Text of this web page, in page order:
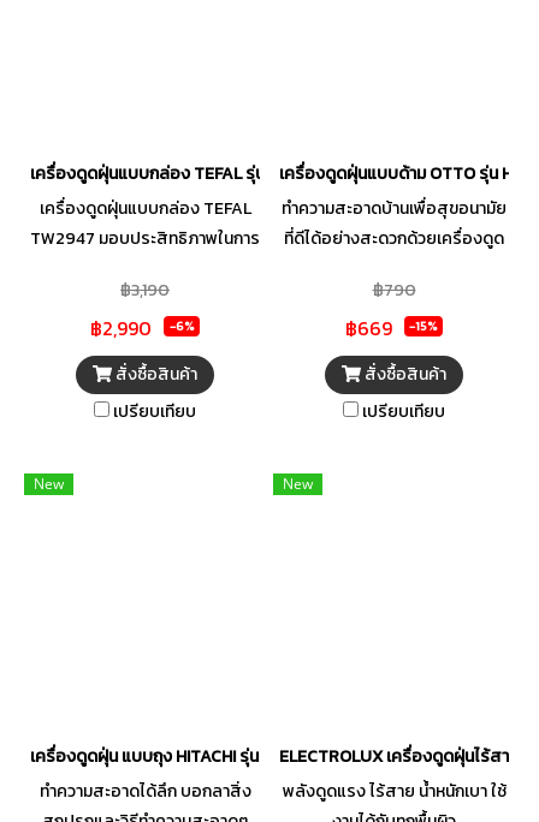
เครื่องดูดฝุ่นแบบกล่อง TEFAL รุ่น TW2947
เครื่องดูดฝุ่นแบบกล่อง TEFAL
TW2947 มอบประสิทธิภาพในการ
พลังจากมอเตอร์ 900 วัตต์
ผสานเข้ากับถังเก็บฝุ่นรูปแบบ
กล่อง ทำให้การทำความสะอาด
ง่ายขึ้น อีกทั้งยังมีเทคโนโลยี
ไซโคลนขั้นสูง ช่วยแยกอากาศและ
ทำความสะอาดที่ยาวนาน และหัว
฿3,190
฿2,990 -6%
สั่งซื้อสินค้า
เปรียบเทียบ
เครื่องดูดฝุ่นแบบด้าม OTTO รุ่น
ทำความสะอาดบ้านเพื่อสุขอนามัย
ที่ดีได้อย่างสะดวกด้วยเครื่องดูด
ประสิทธิภาพสูง ผู้ช่วยมือโปรที่จะ
ทำให้งานบ้านของคุณเป็นเรื่อง
ง่าย ตัวเครื่องเป็นแบบ 2IN1 ใช้
งานทั่วไปด้วยด้ามจับยาว หรือด้าม
จับแบมือถือในพื้นที่แคบ มาพร้อม
ให้คุณสามารถใช้งานได้หลาก
฿790
฿669 -15%
สั่งซื้อสินค้า
เปรียบเทียบ
New
เครื่องดูดฝุ่น แบบถุง HITACHI รุ่น CVBU-16 BL กำลัง 1600 วัตต์
ทำความสะอาดได้ลึก บอกลาสิ่ง
New
ELECTROLUX เครื่องดูดฝุ่นไร้สาย
พลังดูดแรง ไร้สาย น้ำหนักเบา ใช้